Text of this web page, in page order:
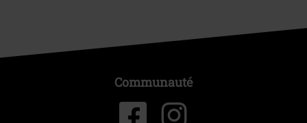
Communauté